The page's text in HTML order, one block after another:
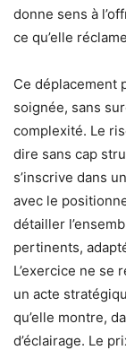
donne sens à
ce qu’elle
Ce déplacement
soignée, sans
complexité. Le
dire sans cap
s’inscrive dans
avec le
détailler
pertinents,
L’exercice ne se
un acte
qu’elle montre,
d’éclairage. Le